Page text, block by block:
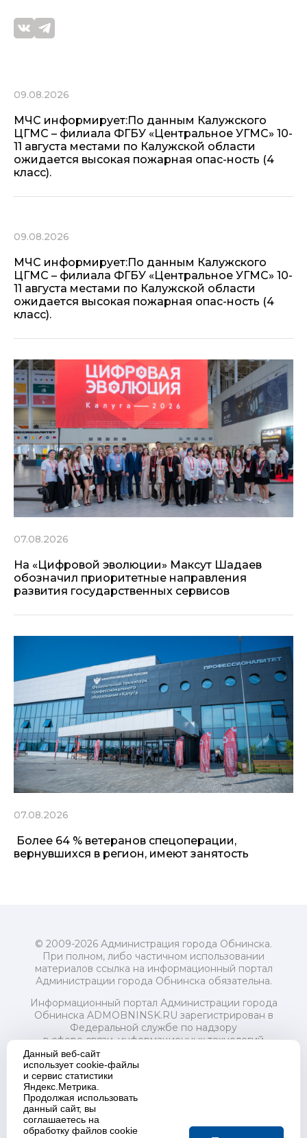
09.08.2026
МЧС информирует:По данным Калужского
ЦГМС – филиала ФГБУ «Центральное УГМС» 10-
11 августа местами по Калужской области
ожидается высокая пожарная опас-ность (4
класс).
09.08.2026
МЧС информирует:По данным Калужского
ЦГМС – филиала ФГБУ «Центральное УГМС» 10-
11 августа местами по Калужской области
ожидается высокая пожарная опас-ность (4
класс).
07.08.2026
На «Цифровой эволюции» Максут Шадаев
обозначил приоритетные направления
развития государственных сервисов
07.08.2026
Более 64 % ветеранов спецоперации,
вернувшихся в регион, имеют занятость
© 2009-2026 Администрация города Обнинска.
При полном, либо частичном использовании
материалов ссылка на информационный портал
Администрации города Обнинска обязательна.
Информационный портал Администрации города
Обнинска ADMOBNINSK.RU зарегистрирован в
Федеральной службе по надзору
в сфере связи, информационных технологий
и массовых коммуникаций (Роскомнадзор) 24 июля
2018 года.
Свидетельство о регистрации Эл № ФС77-73321
Учредитель: Администрация (исполнительно-
распорядительный орган) городского округа "Город
Обнинск". Главный редактор: Байкова Е.А.
Данный веб-сайт
использует cookie-файлы
и сервис статистики
Яндекс.Метрика.
Продолжая использовать
данный сайт, вы
соглашаетесь на
обработку файлов cookie